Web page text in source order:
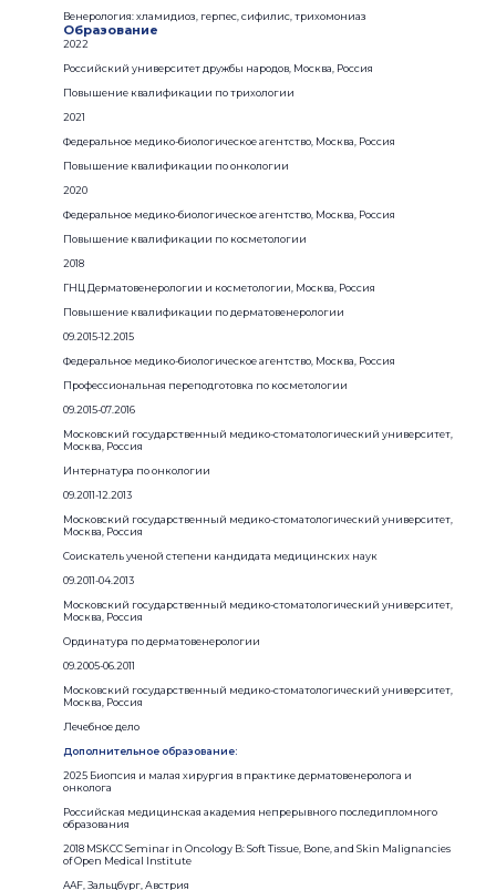
Венерология: хламидиоз, герпес, сифилис, трихомониаз
Образование
2022
Российский университет дружбы народов, Москва, Россия
Повышение квалификации по трихологии
2021
Федеральное медико-биологическое агентство, Москва, Россия
Повышение квалификации по онкологии
2020
Федеральное медико-биологическое агентство, Москва, Россия
Повышение квалификации по косметологии
2018
ГНЦ Дерматовенерологии и косметологии, Москва, Россия
Повышение квалификации по дерматовенерологии
09.2015-12.2015
Федеральное медико-биологическое агентство, Москва, Россия
Профессиональная переподготовка по косметологии
09.2015-07.2016
Московский государственный медико-стоматологический университет,
Москва, Россия
Интернатура по онкологии
09.2011-12.2013
Московский государственный медико-стоматологический университет,
Москва, Россия
Соискатель ученой степени кандидата медицинских наук
09.2011-04.2013
Московский государственный медико-стоматологический университет,
Москва, Россия
Ординатура по дерматовенерологии
09.2005-06.2011
Московский государственный медико-стоматологический университет,
Москва, Россия
Лечебное дело
Дополнительное образование:
2025 Биопсия и малая хирургия в практике дерматовенеролога и
онколога
Российская медицинская академия непрерывного последипломного
образования
2018 MSKCC Seminar in Oncology B: Soft Tissue, Bone, and Skin Malignancies
of Open Medical Institute
AAF, Зальцбург, Австрия